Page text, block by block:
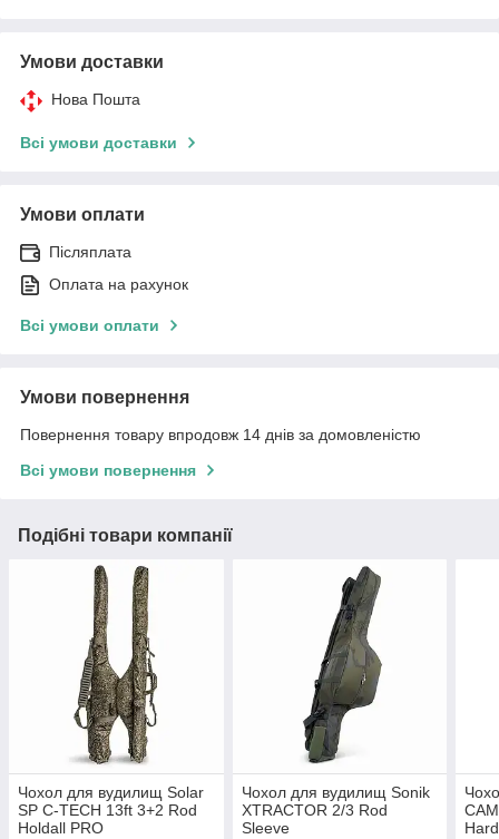
Умови доставки
Нова Пошта
Всі умови доставки
Умови оплати
Післяплата
Оплата на рахунок
Всі умови оплати
Умови повернення
Повернення товару впродовж 14 днів за домовленістю
Всі умови повернення
Подібні товари компанії
Чохол для вудилищ Solar
SP C-TECH 13ft 3+2 Rod
Holdall PRO
Чохол для вудилищ Sonik
XTRACTOR 2/3 Rod
Sleeve